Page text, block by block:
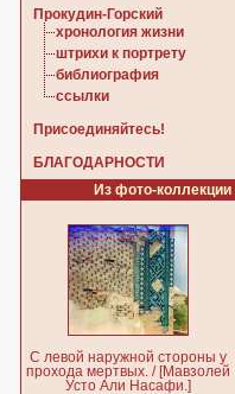
Прокудин-Горский
хронология жизни
штрихи к портрету
библиография
ссылки
Присоединяйтесь!
БЛАГОДАРНОСТИ
Из фото-коллекции
С левой наружной стороны у
прохода мертвых. / [Мавзолей
Усто Али Насафи.]